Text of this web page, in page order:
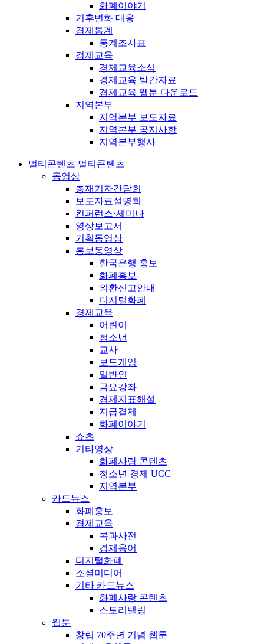
화폐이야기
기후변화 대응
경제통계
통계조사표
경제교육
경제교육소식
경제교육 발간자료
경제교육 웹툰 다운로드
지역본부
지역본부 보도자료
지역본부 공지사항
지역본부행사
멀티콘텐츠 멀티콘텐츠
동영상
총재기자간담회
보도자료설명회
컨퍼런스·세미나
영상보고서
기획동영상
홍보동영상
한국은행 홍보
화폐홍보
외환신고안내
디지털화폐
경제교육
어린이
청소년
교사
보드게임
일반인
금요강좌
경제지표해설
지급결제
화폐이야기
쇼츠
기타영상
화폐사랑 콘텐츠
청소년 경제 UCC
지역본부
카드뉴스
화폐홍보
경제교육
복과사전
경제용어
디지털화폐
소셜미디어
기타 카드뉴스
화폐사랑 콘텐츠
스토리텔링
웹툰
창립 70주년 기념 웹툰